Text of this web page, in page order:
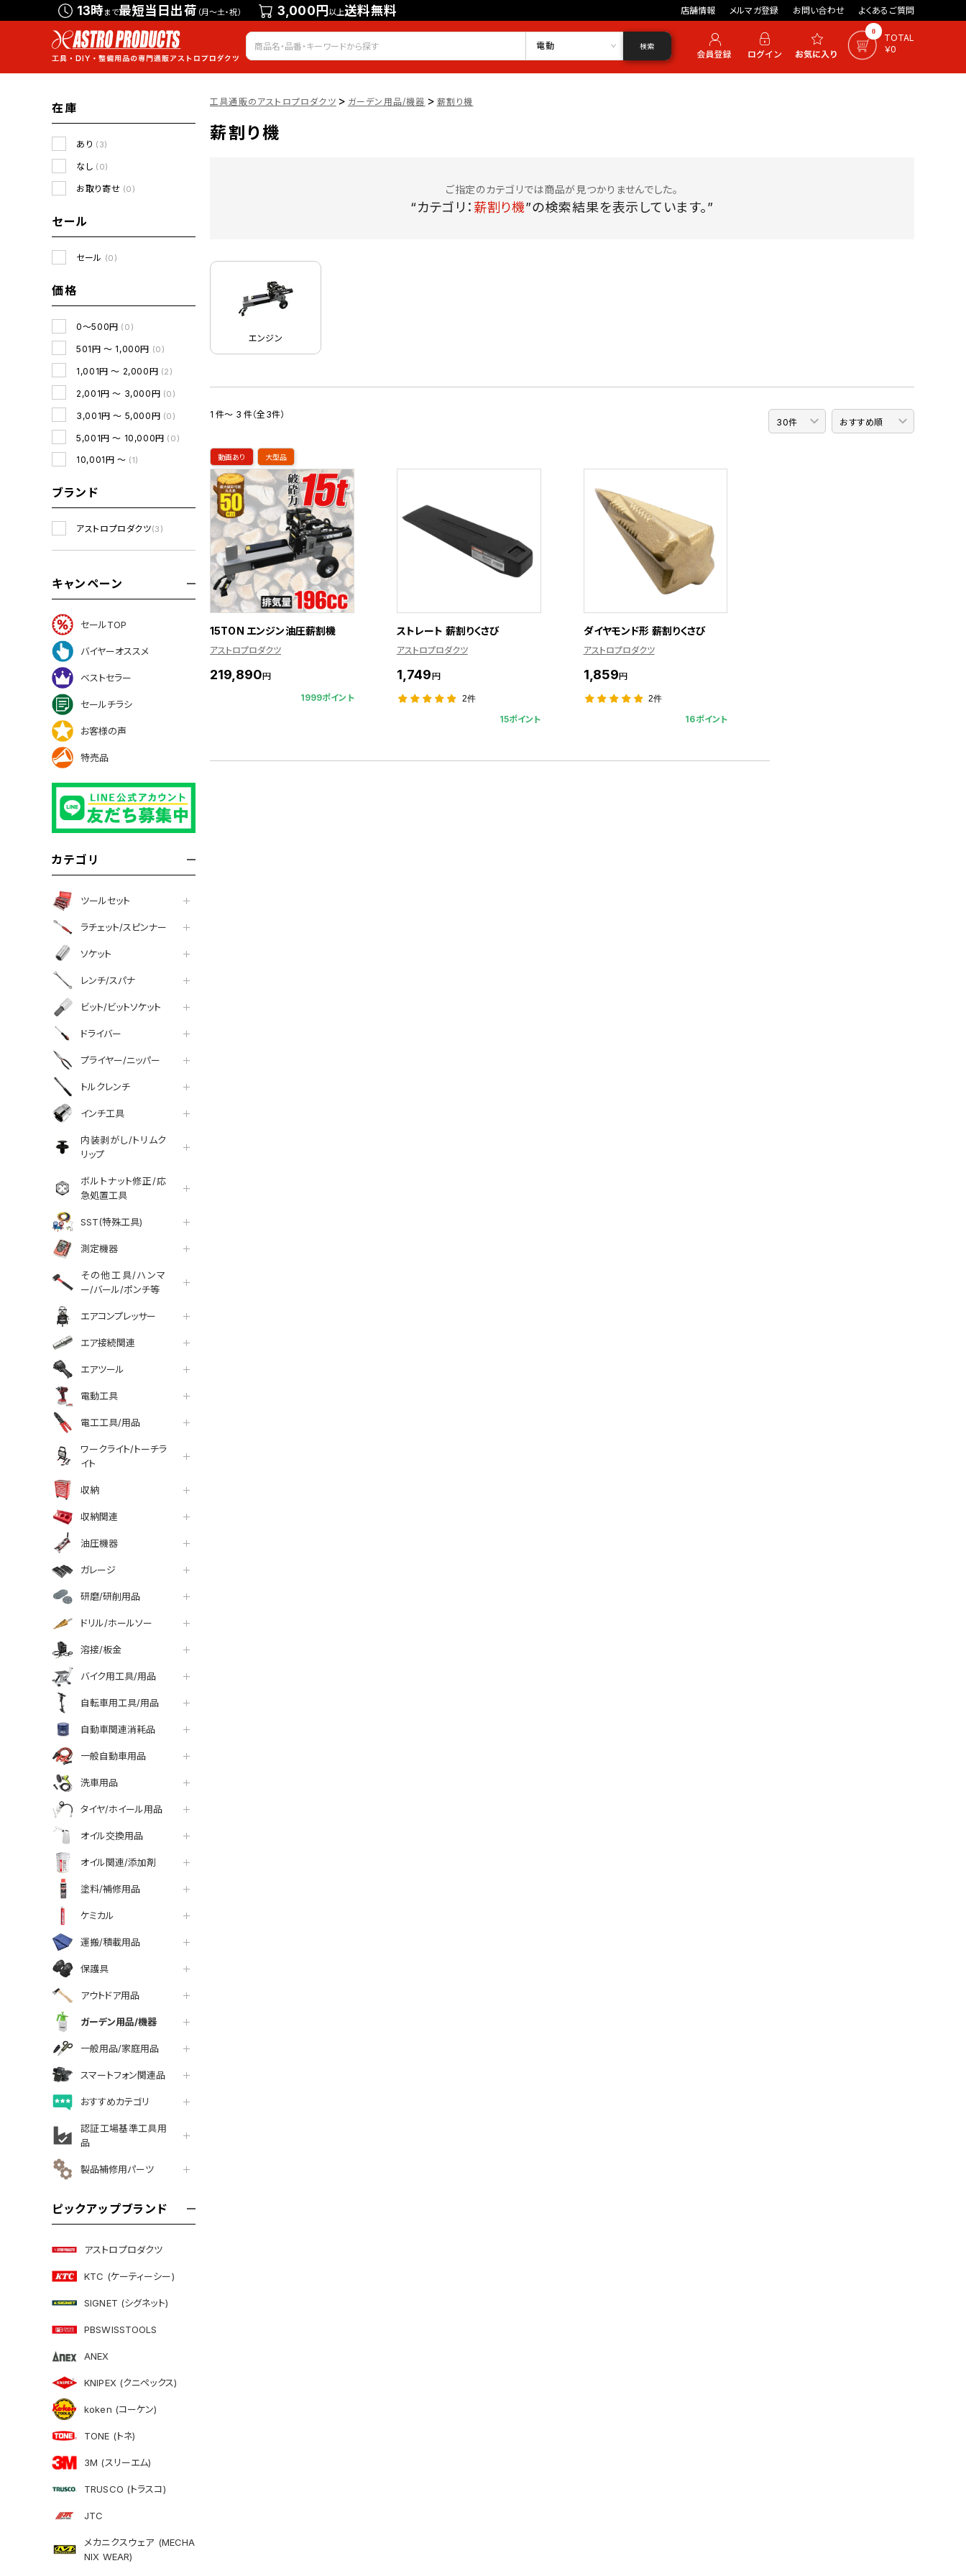
13時まで最短当日出荷 （月～土・祝） 3,000円以上送料無料 店舗情報 メルマガ登録 お問い合わせ よくあるご質問
会員登録 ログイン お気に入り 0
TOTAL
￥0
電動 検索
在庫
あり (3)
なし (0)
お取り寄せ (0)
セール
セール (0)
価格
0～500円 (0)
501円 ～ 1,000円 (0)
1,001円 ～ 2,000円 (2)
2,001円 ～ 3,000円 (0)
3,001円 ～ 5,000円 (0)
5,001円 ～ 10,000円 (0)
10,001円 ～ (1)
ブランド
アストロプロダクツ(3)
キャンペーン
セールTOP
バイヤーオススメ
ベストセラー
セールチラシ
お客様の声
特売品
カテゴリ
ツールセット
ラチェット/スピンナー
ソケット
レンチ/スパナ
ビット/ビットソケット
ドライバー
プライヤー/ニッパー
トルクレンチ
インチ工具
内装剥がし/トリムク
リップ
ボルトナット修正/応
急処置工具
SST(特殊工具)
測定機器
その他工具/ハンマ
ー/バール/ポンチ等
エアコンプレッサー
エア接続関連
エアツール
電動工具
電工工具/用品
ワークライト/トーチラ
イト
収納
収納関連
油圧機器
ガレージ
研磨/研削用品
ドリル/ホールソー
溶接/板金
バイク用工具/用品
自転車用工具/用品
自動車関連消耗品
一般自動車用品
洗車用品
タイヤ/ホイール用品
オイル交換用品
オイル関連/添加剤
塗料/補修用品
ケミカル
運搬/積載用品
保護具
アウトドア用品
ガーデン用品/機器
一般用品/家庭用品
スマートフォン関連品
おすすめカテゴリ
認証工場基準工具用
品
製品補修用パーツ
ピックアップブランド
アストロプロダクツ
KTC (ケーティーシー)
SIGNET (シグネット)
PBSWISSTOOLS
ANEX
KNIPEX (クニペックス)
koken (コーケン)
TONE (トネ)
3M (スリーエム)
TRUSCO (トラスコ)
JTC
メカニクスウェア (MECHA
NIX WEAR)
工具通販のアストロプロダクツ > ガーデン用品/機器 > 薪割り機
薪割り機
ご指定のカテゴリでは商品が見つかりませんでした。
“カテゴリ： 薪割り機”の検索結果を表示しています。”
エンジン
1 件～ 3 件（全3件）
動画あり 大型品
15TON エンジン油圧薪割機
アストロプロダクツ
219,890円
1999ポイント
ストレート 薪割りくさび
アストロプロダクツ
1,749円
2件
15ポイント
ダイヤモンド形 薪割りくさび
アストロプロダクツ
1,859円
2件
16ポイント